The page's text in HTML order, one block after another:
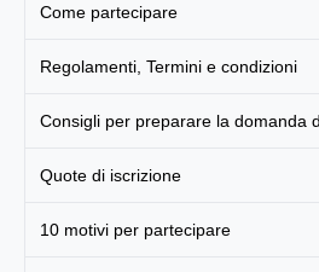
Come partecipare
Regolamenti, Termini e condizioni
Consigli per preparare la domanda
Quote di iscrizione
10 motivi per partecipare